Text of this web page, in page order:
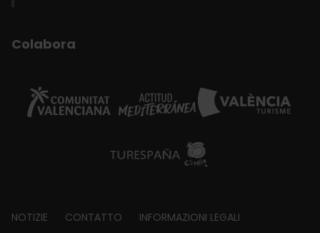
Colabora
Footer
NOTIZIE CONTATTO INFORMAZIONI LEGALI